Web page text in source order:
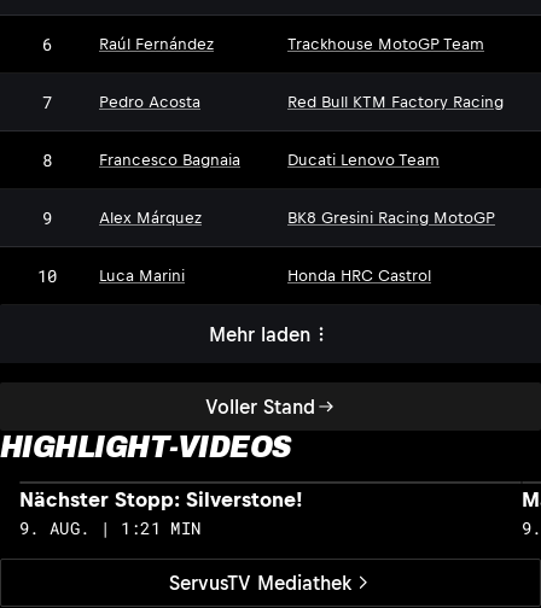
Voller Stand
6 Raúl Fernández Trackhouse MotoGP Team
7 Pedro Acosta Red Bull KTM Factory Racing
8 Francesco Bagnaia Ducati Lenovo Team
9 Alex Márquez BK8 Gresini Racing MotoGP
10 Luca Marini Honda HRC Castrol
Mehr laden
HIGHLIGHT-VIDEOS
ServusTV Mediathek
Nächster Stopp: Silverstone!
9. AUG. | 1:21 MIN